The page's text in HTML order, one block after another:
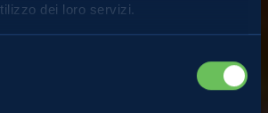
dei loro servizi.
mele Golden e